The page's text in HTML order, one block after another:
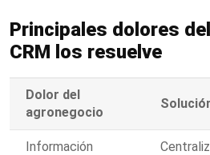
Principales dolores
CRM los resuelve
Dolor del
agronegocio
Información